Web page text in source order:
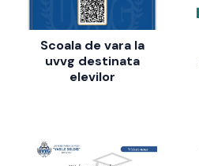
Scoala de vara la
uvvg destinata
elevilor